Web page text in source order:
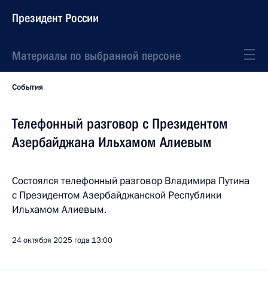
Президент России
Материалы по выбранной персоне
События
Телефонный разговор с Президентом
Азербайджана Ильхамом Алиевым
Состоялся телефонный разговор Владимира Путина
с Президентом Азербайджанской Республики
Ильхамом Алиевым.
24 октября 2025 года 13:00